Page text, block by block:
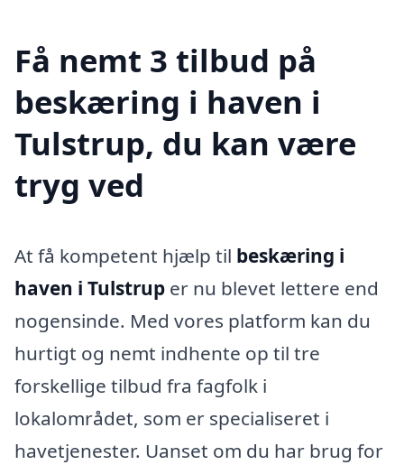
Få nemt 3 tilbud på
beskæring i haven i
Tulstrup, du kan være
tryg ved
At få kompetent hjælp til beskæring i
haven i Tulstrup er nu blevet lettere end
nogensinde. Med vores platform kan du
hurtigt og nemt indhente op til tre
forskellige tilbud fra fagfolk i
lokalområdet, som er specialiseret i
havetjenester. Uanset om du har brug for